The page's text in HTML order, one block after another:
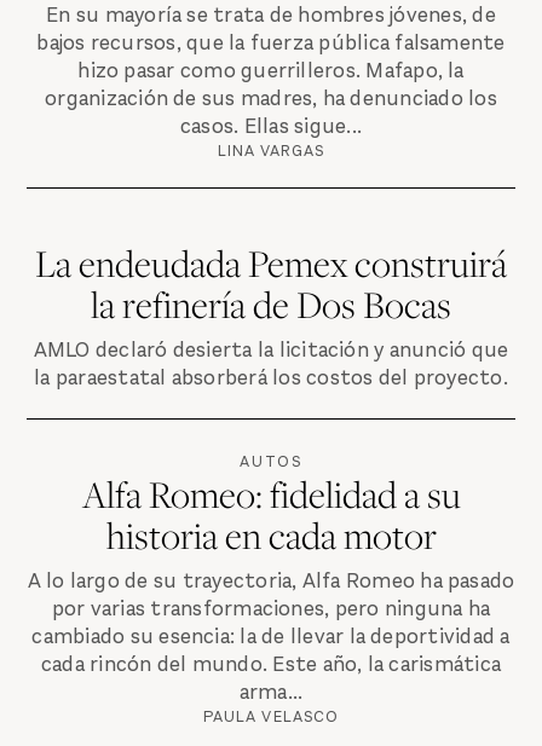
En su mayoría se trata de hombres jóvenes, de
bajos recursos, que la fuerza pública falsamente
hizo pasar como guerrilleros. Mafapo, la
organización de sus madres, ha denunciado los
casos. Ellas sigue...
LINA VARGAS
La endeudada Pemex construirá
la refinería de Dos Bocas
AMLO declaró desierta la licitación y anunció que
la paraestatal absorberá los costos del proyecto.
AUTOS
Alfa Romeo: fidelidad a su
historia en cada motor
A lo largo de su trayectoria, Alfa Romeo ha pasado
por varias transformaciones, pero ninguna ha
cambiado su esencia: la de llevar la deportividad a
cada rincón del mundo. Este año, la carismática
arma...
PAULA VELASCO